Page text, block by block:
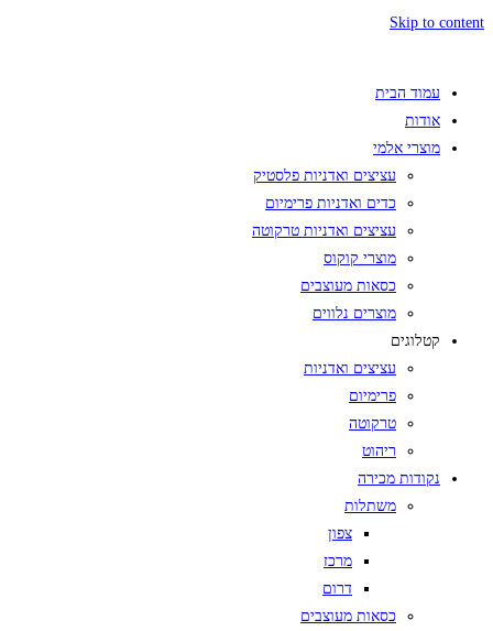
Skip to content
עמוד הבית
אודות
מוצרי אלמי
עציצים ואדניות פלסטיק
כדים ואדניות פרימיום
עציצים ואדניות טרקוטה
מוצרי קוקוס
כסאות מעוצבים
מוצרים נלווים
קטלוגים
עציצים ואדניות
פרימיום
טרקוטה
ריהוט
נקודות מכירה
משתלות
צפון
מרכז
דרום
כסאות מעוצבים